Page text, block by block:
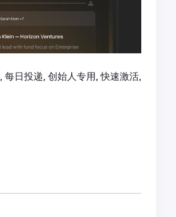
每日投递, 创始人专用, 快速激活,